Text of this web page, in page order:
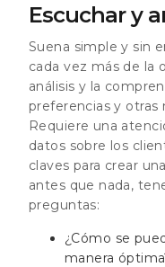
Escuchar y
Suena simple y sin
cada vez más de la
análisis y la
preferencias y otras
Requiere una
datos sobre los
claves para crear
antes que nada,
preguntas:
¿Cómo se
manera